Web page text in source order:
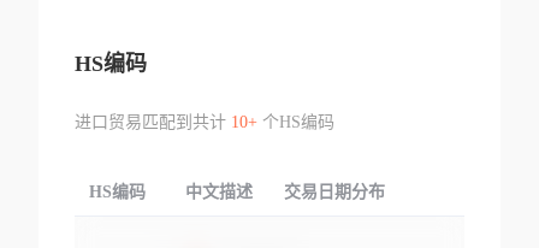
HS编码
进口贸易匹配到共计 10+个HS编码
HS编码 中文描述 交易日期分布